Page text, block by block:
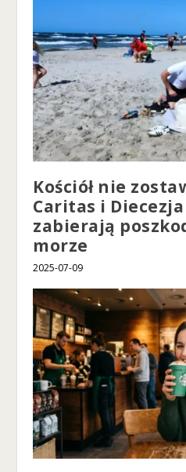
Kościół nie
Caritas i
zabierają
morze
2025-07-09